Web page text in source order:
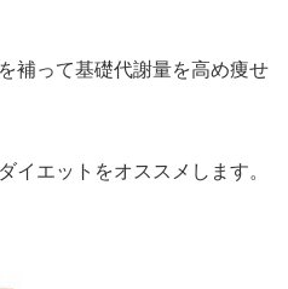
補って基礎代謝量を高め痩せ
イエットをオススメします。